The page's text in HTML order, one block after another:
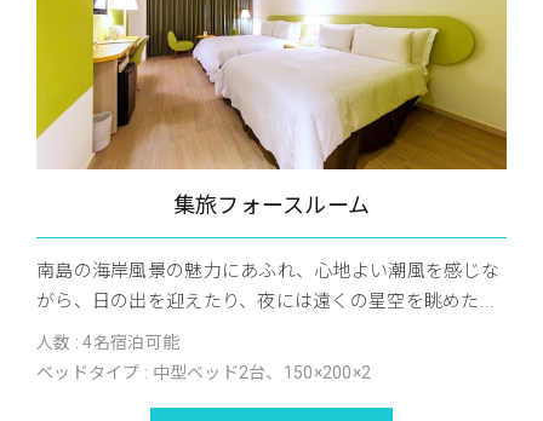
集旅フォースルーム
南島の海岸風景の魅力にあふれ、心地よい潮風を感じな
がら、日の出を迎えたり、夜には遠くの星空を眺めた...
人数 : 4名宿泊可能
ベッドタイプ : 中型ベッド2台、150×200×2